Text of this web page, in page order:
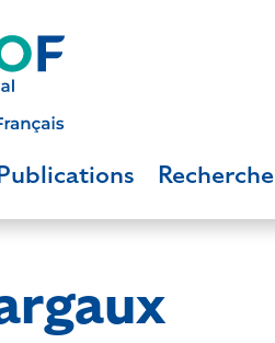
Recherche